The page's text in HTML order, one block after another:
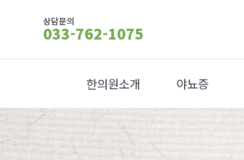
상담문의
033-762-1075
한의원소개 야뇨증